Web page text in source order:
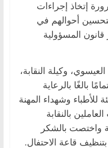
إتخاذ إجراءات
أحوالهم في
المسؤولية
وكيلة النقابة،
بالغًا بالرعاية
للأطباء وشهداء المهنة
بالنقابة
واختصت بالشكر
بتنظيف قاعة الاحتفال.